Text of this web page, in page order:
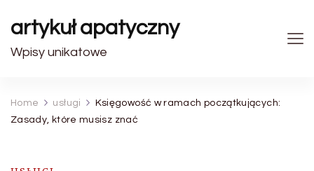
artykuł apatyczny
Wpisy unikatowe
Home usługi
Księgowość w ramach początkujących:
Zasady, które musisz znać